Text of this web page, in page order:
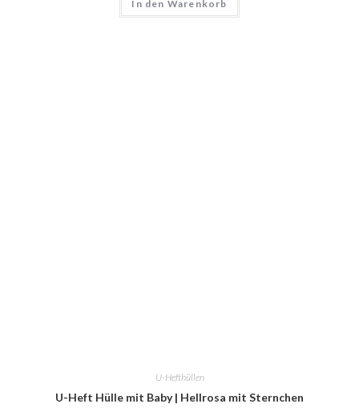
In den Warenkorb
U-Hefthüllen
U-Heft Hülle mit Baby | Hellrosa mit Sternchen